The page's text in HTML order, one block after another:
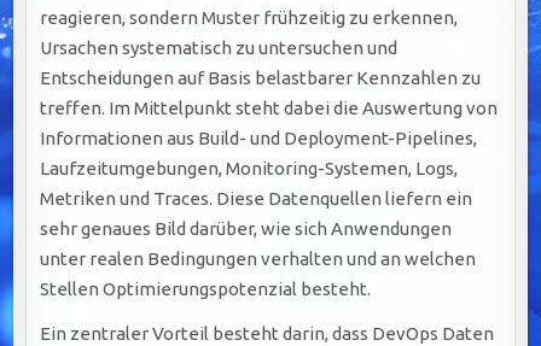
reagieren, sondern Muster frühzeitig zu erkennen,
Ursachen systematisch zu untersuchen und
Entscheidungen auf Basis belastbarer Kennzahlen zu
treffen. Im Mittelpunkt steht dabei die Auswertung von
Informationen aus Build- und Deployment-Pipelines,
Laufzeitumgebungen, Monitoring-Systemen, Logs,
Metriken und Traces. Diese Datenquellen liefern ein
sehr genaues Bild darüber, wie sich Anwendungen
unter realen Bedingungen verhalten und an welchen
Stellen Optimierungspotenzial besteht.
Ein zentraler Vorteil besteht darin, dass DevOps Daten